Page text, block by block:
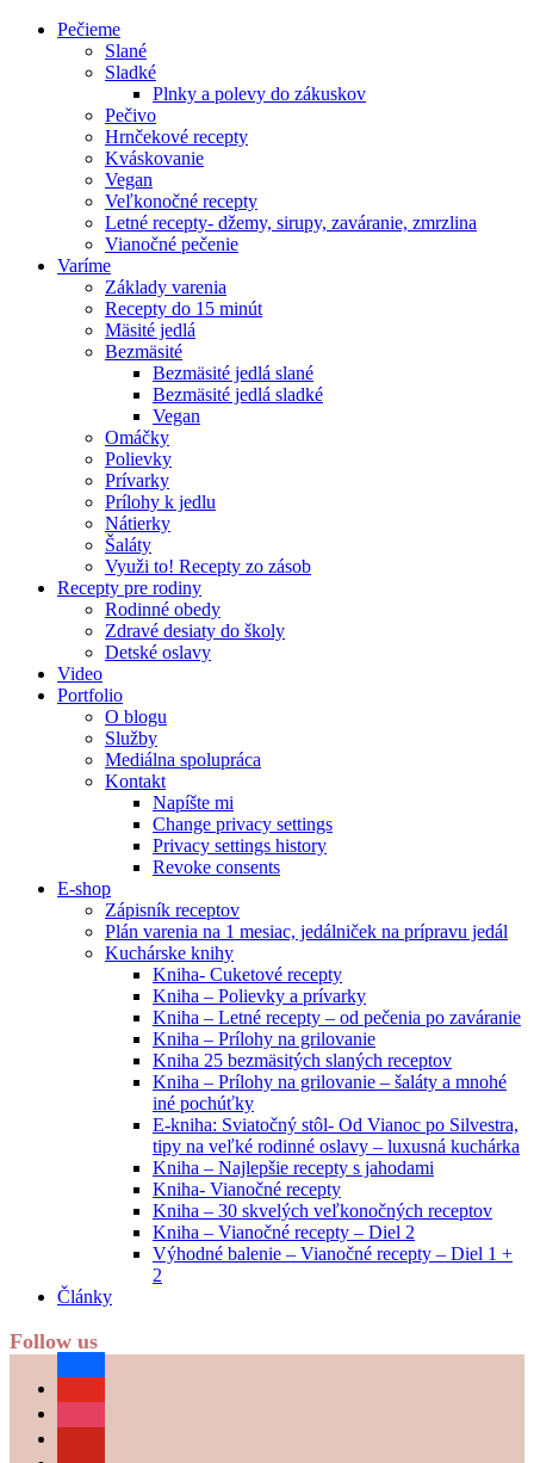
Pečieme
Slané
Sladké
Plnky a polevy do zákuskov
Pečivo
Hrnčekové recepty
Kváskovanie
Vegan
Veľkonočné recepty
Letné recepty- džemy, sirupy, zaváranie, zmrzlina
Vianočné pečenie
Varíme
Základy varenia
Recepty do 15 minút
Mäsité jedlá
Bezmäsité
Bezmäsité jedlá slané
Bezmäsité jedlá sladké
Vegan
Omáčky
Polievky
Prívarky
Prílohy k jedlu
Nátierky
Šaláty
Využi to! Recepty zo zásob
Recepty pre rodiny
Rodinné obedy
Zdravé desiaty do školy
Detské oslavy
Video
Portfolio
O blogu
Služby
Mediálna spolupráca
Kontakt
Napíšte mi
Change privacy settings
Privacy settings history
Revoke consents
E-shop
Zápisník receptov
Plán varenia na 1 mesiac, jedálniček na prípravu jedál
Kuchárske knihy
Kniha- Cuketové recepty
Kniha – Polievky a prívarky
Kniha – Letné recepty – od pečenia po zaváranie
Kniha – Prílohy na grilovanie
Kniha 25 bezmäsitých slaných receptov
Kniha – Prílohy na grilovanie – šaláty a mnohé
iné pochúťky
E-kniha: Sviatočný stôl- Od Vianoc po Silvestra,
tipy na veľké rodinné oslavy – luxusná kuchárka
Kniha – Najlepšie recepty s jahodami
Kniha- Vianočné recepty
Kniha – 30 skvelých veľkonočných receptov
Kniha – Vianočné recepty – Diel 2
Výhodné balenie – Vianočné recepty – Diel 1 +
2
Články
Follow us